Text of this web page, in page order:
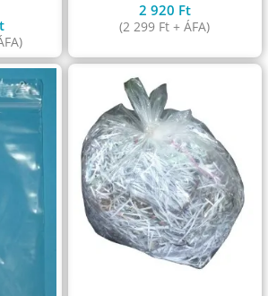
2 920 Ft
(2 299 Ft + ÁFA)